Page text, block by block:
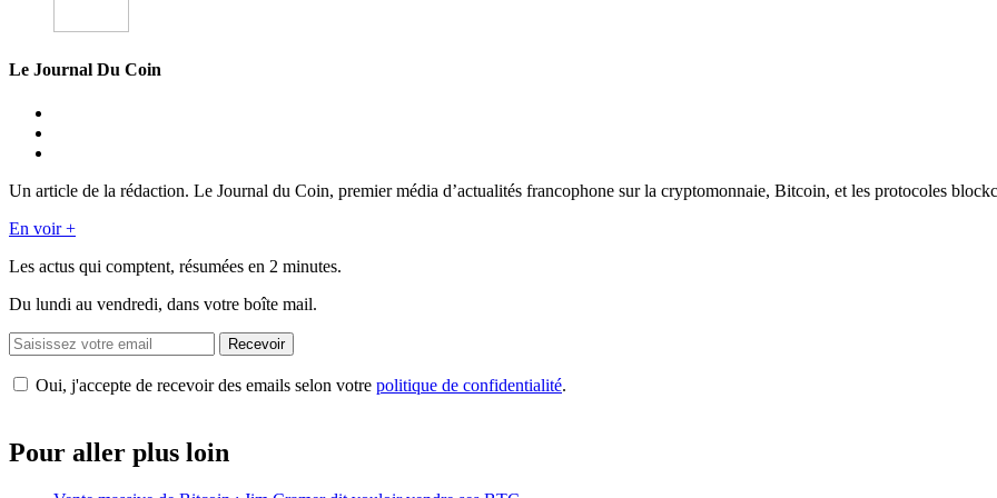
Le Journal Du Coin
Un article de la rédaction. Le Journal du Coin, premier média d’actualités francophone sur la cryptomonnaie, Bitcoin, et les protocoles
En voir +
Les actus qui comptent, résumées en 2 minutes.
Du lundi au vendredi, dans votre boîte mail.
Recevoir
Oui, j'accepte de recevoir des emails selon votre politique de confidentialité.
Pour aller plus loin